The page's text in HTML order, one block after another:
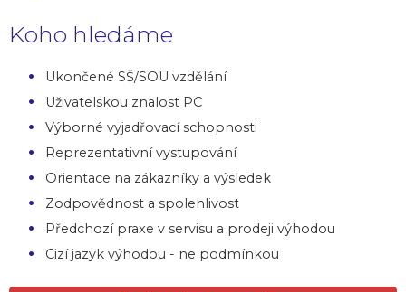
Koho hledáme
Ukončené SŠ/SOU vzdělání
Uživatelskou znalost PC
Výborné vyjadřovací schopnosti
Reprezentativní vystupování
Orientace na zákazníky a výsledek
Zodpovědnost a spolehlivost
Předchozí praxe v servisu a prodeji výhodou
Cizí jazyk výhodou - ne podmínkou